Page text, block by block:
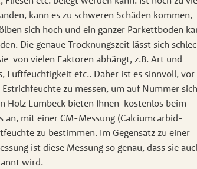
kann es zu schweren Schäden kommen,
sich hoch und ein ganzer Parkettboden
Die genaue Trocknungszeit lässt sich
von vielen Faktoren abhängt, z.B. Art und
Luftfeuchtigkeit etc.. Daher ist es sinnvoll, vor
Estrichfeuchte zu messen, um auf Nummer
Holz Lumbeck bieten Ihnen kostenlos beim
an, mit einer CM-Messung (Calciumcarbid-
zu bestimmen. Im Gegensatz zu einer
ist diese Messung so genau, dass sie
wird.